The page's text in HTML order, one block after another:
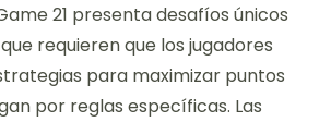
21 presenta desafíos únicos
requieren que los jugadores
para maximizar puntos
por reglas específicas. Las